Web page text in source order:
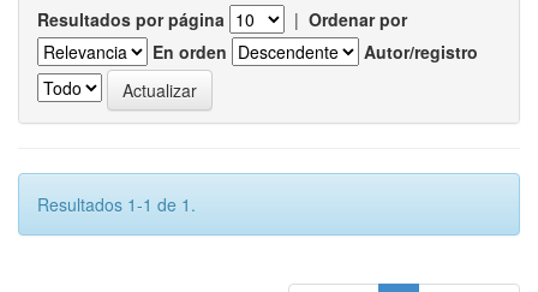
Resultados por página | Ordenar por
En orden
Autor/registro
Resultados 1-1 de 1.